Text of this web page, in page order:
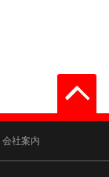
会社案内